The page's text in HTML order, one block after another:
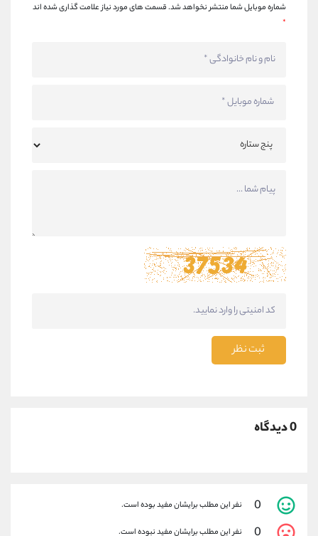
شماره موبایل شما منتشر نخواهد شد.قسمت های مورد نیاز علامت گذاری شده اند
*
ثبت نظر
0 دیدگاه
0 نفر این مطلب برایشان مفید بوده است.
نفر این مطلب برایشان مفید نبوده است.